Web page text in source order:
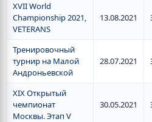
XVII World
Championship 2021,
VETERANS
13.08.2021
Тренировочный
турнир на Малой
Андроньевской
28.07.2021
XIX Открытый
чемпионат
Москвы. Этап V
30.05.2021